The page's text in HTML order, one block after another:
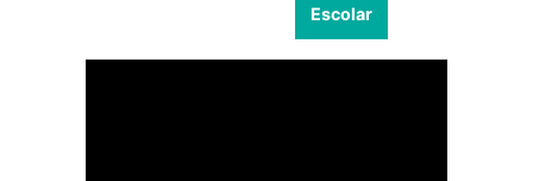
Escolar